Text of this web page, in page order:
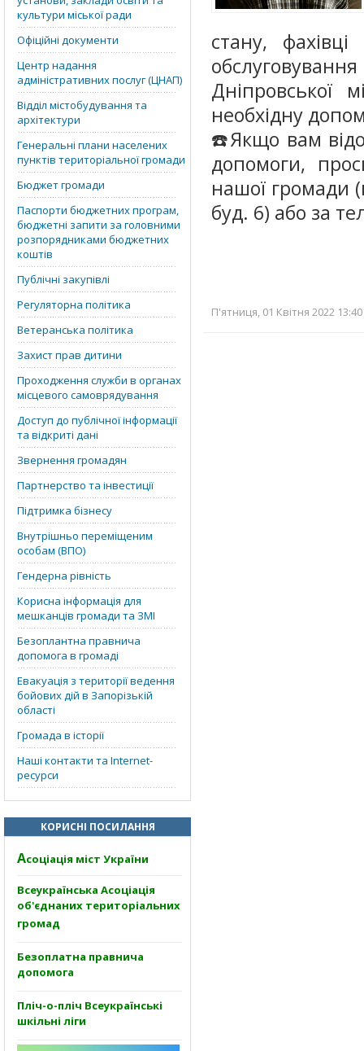
культури міської ради
Офіційні документи
Центр надання
адміністративних послуг (ЦНАП)
Відділ містобудування та
архітектури
Генеральні плани населених
пунктів територіальної громади
Бюджет громади
Паспорти бюджетних програм,
бюджетні запити за головними
розпорядниками бюджетних
коштів
Публічні закупівлі
Регуляторна політика
Ветеранська політика
Захист прав дитини
Проходження служби в органах
місцевого самоврядування
Доступ до публічної інформації
та відкриті дані
Звернення громадян
Партнерство та інвестиції
Підтримка бізнесу
Внутрішньо переміщеним
особам (ВПО)
Гендерна рівність
Корисна інформація для
мешканців громади та ЗМІ
Безоплантна правнича
допомога в громаді
Евакуація з території ведення
бойових дій в Запорізькій
області
Громада в історії
Наші контакти та Internet-
ресурси
КОРИСНІ ПОСИЛАННЯ
Асоціація міст України
Всеукраїнська Асоціація
об'єднаних територіальних
громад
Безоплатна правнича
допомога
Пліч-о-пліч Всеукраїнські
шкільні ліги
стану,
Дніпровської
необхідну
☎️Якщо вам
допомоги,
нашої громади
буд. 6) або за
П'ятниця, 01 Квітня 2022